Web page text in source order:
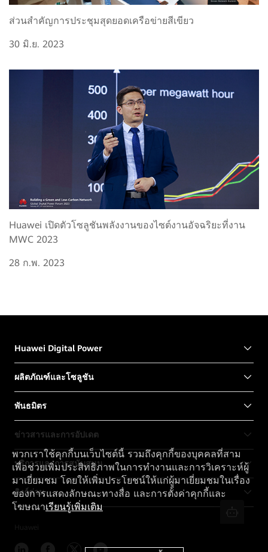
ส่วนสำคัญการประชุมสุดยอดเครือข่ายสีเขียว
30 มิ.ย. 2023
Huawei เปิดตัวโซลูชันพลังงานของไซต์งานอัจฉริยะที่งาน
MWC 2023
28 ก.พ. 2023
Huawei Digital Power
ผลิตภัณฑ์และโซลูชัน
พันธมิตร
ข่าวสารและการอัปเดต
บริการและการสนับสนุน
ลิงก์ด่วน
พวกเราใช้คุกกี้บนเว็บไซต์นี้ รวมถึงคุกกี้ของบุคคลที่สาม
เพื่อช่วยเพิ่มประสิทธิภาพในการทำงานและการวิเคราะห์ผู้
มาเยี่ยมชม โดยให้เพิ่มประโยชน์ให้แก่ผู้มาเยี่ยมชมในเรื่อง
ของการแสดงลักษณะทางสื่อ และการตั้งค่าคุกกี้และ
โฆษณาเรียนรู้เพิ่มเติม